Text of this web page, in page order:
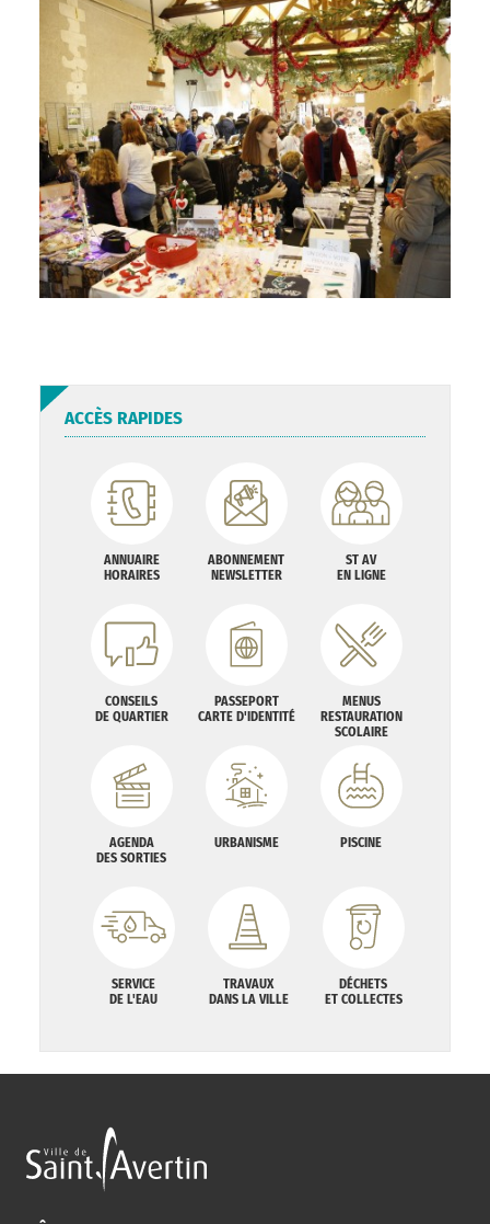
ACCÈS RAPIDES
ANNUAIRE
HORAIRES
ABONNEMENT
NEWSLETTER
ST AV
EN LIGNE
CONSEILS
DE QUARTIER
PASSEPORT
CARTE D'IDENTITÉ
MENUS
RESTAURATION
SCOLAIRE
AGENDA
DES SORTIES
URBANISME PISCINE
SERVICE
DE L'EAU
TRAVAUX
DANS LA VILLE
DÉCHETS
ET COLLECTES